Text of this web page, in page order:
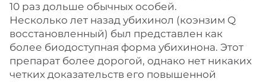
10 раз дольше обычных особей.
Несколько лет назад убихинол (коэнзим Q
восстановленный) был представлен как
более биодоступная форма убихинона. Этот
препарат более дорогой, однако нет никаких
четких доказательств его повышенной